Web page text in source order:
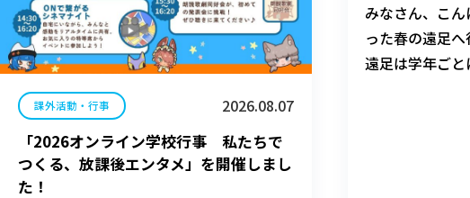
課外活動・行事
2026.08.07
「2026オンライン学校行事 私たちで
つくる、放課後エンタメ」を開催しまし
た！
みなさん、こ
った春の遠足
遠足は学年ごと